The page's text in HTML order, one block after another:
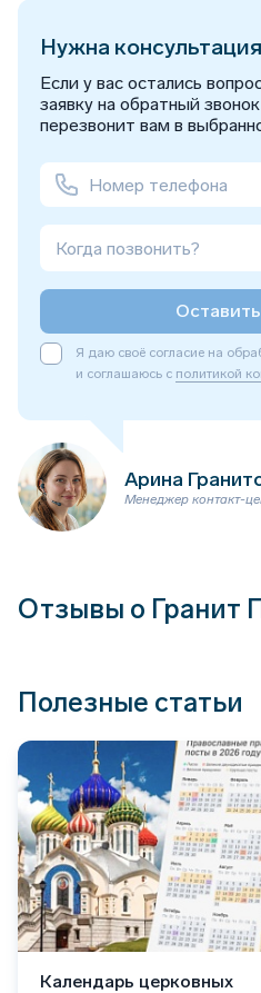
Нужна
Если у вас остались
заявку на обратный
перезвонит вам в
Когда позвонить?
Я даю своё согласие на
и соглашаюсь с политикой
Арина
Менеджер контакт-
Отзывы о Гранит
Полезные статьи
Календарь церковных